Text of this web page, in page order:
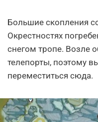
Большие скопления
Окрестностях
снегом тропе. Возле
телепорты, поэтому
переместиться сюда.